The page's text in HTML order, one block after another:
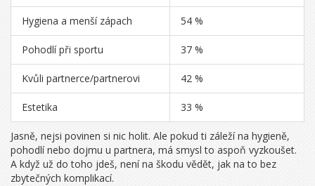
Hygiena a menší zápach 54 %
Pohodlí při sportu 37 %
Kvůli partnerce/partnerovi 42 %
Estetika 33 %
Jasně, nejsi povinen si nic holit. Ale pokud ti záleží na hygieně,
pohodlí nebo dojmu u partnera, má smysl to aspoň vyzkoušet.
A když už do toho jdeš, není na škodu vědět, jak na to bez
zbytečných komplikací.